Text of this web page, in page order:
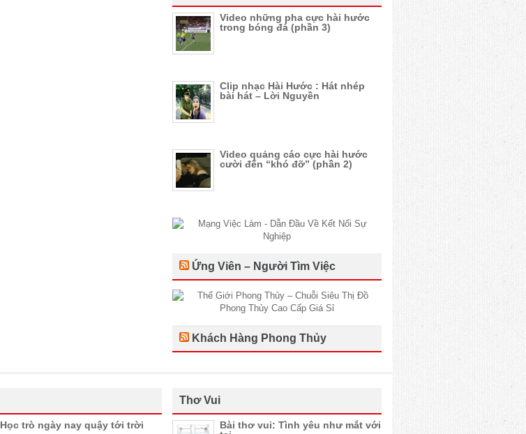
Video những pha cực hài hước
trong bóng đá (phần 3)
Clip nhạc Hài Hước : Hát nhép
bài hát – Lời Nguyền
Video quảng cáo cực hài hước
cười đến “khó đỡ” (phần 2)
Ứng Viên – Người Tìm Việc
Khách Hàng Phong Thủy
Học trò ngày nay quậy tới trời
Thơ Vui
Bài thơ vui: Tình yêu như mắt với